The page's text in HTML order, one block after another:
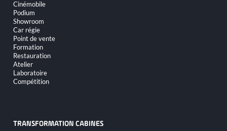
Cinémobile
Podium
Showroom
Car régie
Point de vente
Formation
Restauration
Atelier
Laboratoire
Compétition
TRANSFORMATION CABINES